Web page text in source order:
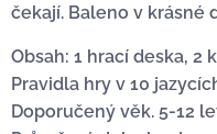
čekají. Baleno v krásné
Obsah: 1 hrací deska, 2
Pravidla hry v 10
Doporučený věk. 5-12